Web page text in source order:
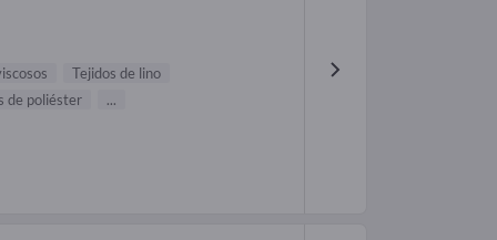
Tejidos de lino
de poliéster ...